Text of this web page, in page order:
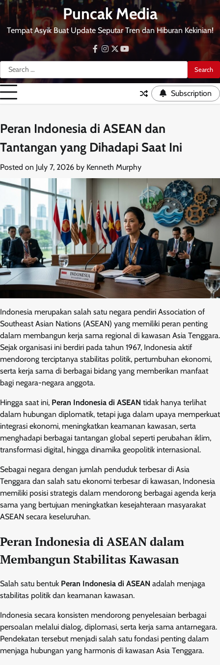
Skip
to
content
Puncak Media
Tempat Asyik Buat Update Seputar Tren dan Hiburan Kekinian!
Search
for:
facebook
instagram
twitteryoutube
Subscription
Peran Indonesia di ASEAN dan
Tantangan yang Dihadapi Saat Ini
Posted on July 7, 2026 by Kenneth Murphy
Indonesia merupakan salah satu negara pendiri Association of
Southeast Asian Nations (ASEAN) yang memiliki peran penting
dalam membangun kerja sama regional di kawasan Asia Tenggara.
Sejak organisasi ini berdiri pada tahun 1967, Indonesia aktif
mendorong terciptanya stabilitas politik, pertumbuhan ekonomi,
serta kerja sama di berbagai bidang yang memberikan manfaat
bagi negara-negara anggota.
Hingga saat ini, Peran Indonesia di ASEAN tidak hanya terlihat
dalam hubungan diplomatik, tetapi juga dalam upaya memperkuat
integrasi ekonomi, meningkatkan keamanan kawasan, serta
menghadapi berbagai tantangan global seperti perubahan iklim,
transformasi digital, hingga dinamika geopolitik internasional.
Sebagai negara dengan jumlah penduduk terbesar di Asia
Tenggara dan salah satu ekonomi terbesar di kawasan, Indonesia
memiliki posisi strategis dalam mendorong berbagai agenda kerja
sama yang bertujuan meningkatkan kesejahteraan masyarakat
ASEAN secara keseluruhan.
Peran Indonesia di ASEAN dalam
Membangun Stabilitas Kawasan
Salah satu bentuk Peran Indonesia di ASEAN adalah menjaga
stabilitas politik dan keamanan kawasan.
Indonesia secara konsisten mendorong penyelesaian berbagai
persoalan melalui dialog, diplomasi, serta kerja sama antarnegara.
Pendekatan tersebut menjadi salah satu fondasi penting dalam
menjaga hubungan yang harmonis di kawasan Asia Tenggara.